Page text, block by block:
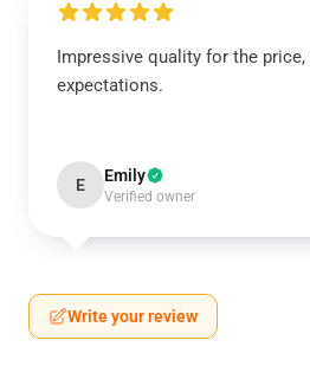
Impressive quality for the price,
expectations.
E Emily
Verified owner
Write your review